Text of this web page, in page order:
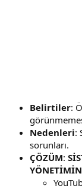
Belirtiler:
Nedenleri:
sorunları.
ÇÖZÜM: